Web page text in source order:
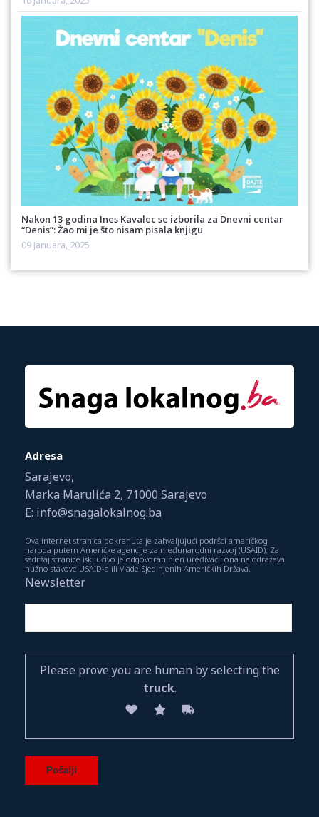
Nakon 13 godina Ines Kavalec se izborila za Dnevni centar
“Denis”: Žao mi je što nisam pisala knjigu
09 Januara, 2025
Adresa
Sarajevo,
Marka Marulića 2, 71000 Sarajevo
E: info@snagalokalnog.ba
Ova internet stranica pokrenuta je zahvaljujući podršci američkog
naroda putem Američke agencije za međunarodni razvoj (USAID). Za
sadržaj stranice isključivo je odgovoran njen uređivač i ona ne odražava
nužno stavove USAID-a ili Vlade Sjedinjenih Američkih Država.
Newsletter
Please prove you are human by selecting the
truck.